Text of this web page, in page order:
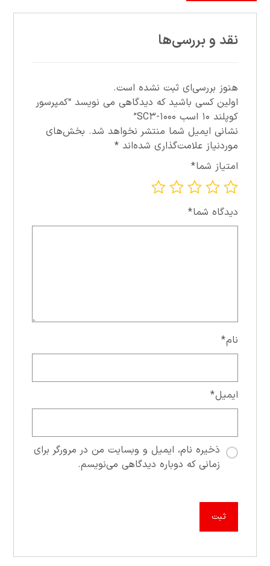
نقد و بررسی‌ها
هنوز بررسی‌ای ثبت نشده است.
اولین کسی باشید که دیدگاهی می نویسد “کمپرسور
کوپلند ۱۰ اسب ۱۰۰۰-SC۳”
نشانی ایمیل شما منتشر نخواهد شد. بخش‌های
موردنیاز علامت‌گذاری شده‌اند*
امتیاز شما*
دیدگاه شما*
نام*
ایمیل*
ذخیره نام، ایمیل و وبسایت من در مرورگر برای
زمانی که دوباره دیدگاهی می‌نویسم.